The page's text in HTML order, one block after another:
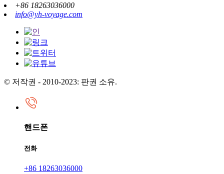
+86 18263036000
info@yh-voyage.com
© 저작권 - 2010-2023: 판권 소유.
핸드폰
전화
+86 18263036000